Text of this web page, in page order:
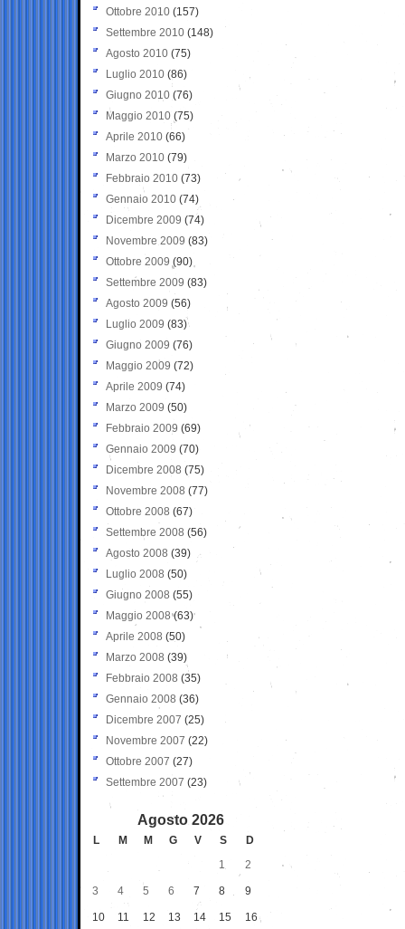
Ottobre 2010 (157)
Settembre 2010 (148)
Agosto 2010 (75)
Luglio 2010 (86)
Giugno 2010 (76)
Maggio 2010 (75)
Aprile 2010 (66)
Marzo 2010 (79)
Febbraio 2010 (73)
Gennaio 2010 (74)
Dicembre 2009 (74)
Novembre 2009 (83)
Ottobre 2009 (90)
Settembre 2009 (83)
Agosto 2009 (56)
Luglio 2009 (83)
Giugno 2009 (76)
Maggio 2009 (72)
Aprile 2009 (74)
Marzo 2009 (50)
Febbraio 2009 (69)
Gennaio 2009 (70)
Dicembre 2008 (75)
Novembre 2008 (77)
Ottobre 2008 (67)
Settembre 2008 (56)
Agosto 2008 (39)
Luglio 2008 (50)
Giugno 2008 (55)
Maggio 2008(63)
Aprile 2008 (50)
Marzo 2008 (39)
Febbraio 2008 (35)
Gennaio 2008 (36)
Dicembre 2007 (25)
Novembre 2007 (22)
Ottobre 2007 (27)
Settembre 2007 (23)
Agosto 2026
L M M G V S
D
1
2
3 4 5 6 7 8 9
10 11 12 13 14 15 16